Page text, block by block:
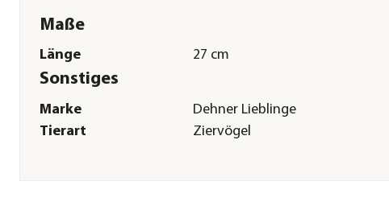
Maße
Länge 27 cm
Sonstiges
Marke
Dehner Lieblinge
Tierart
Ziervögel